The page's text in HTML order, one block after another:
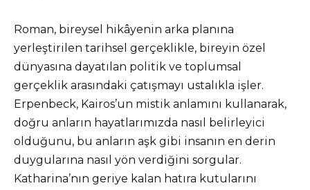
Roman, bireysel hikâyenin arka planına
yerleştirilen tarihsel gerçeklikle, bireyin özel
dünyasına dayatılan politik ve toplumsal
gerçeklik arasındaki çatışmayı ustalıkla işler.
Erpenbeck, Kairos’un mistik anlamını kullanarak,
doğru anların hayatlarımızda nasıl belirleyici
olduğunu, bu anların aşk gibi insanın en derin
duygularına nasıl yön verdiğini sorgular.
Katharina’nın geriye kalan hatıra kutularını